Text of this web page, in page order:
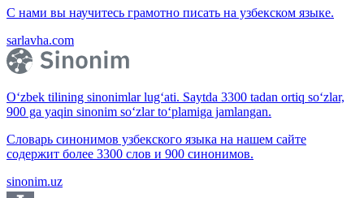
С нами вы научитесь грамотно писать на узбекском языке.
sarlavha.com
O‘zbek tilining sinonimlar lug‘ati. Saytda 3300 tadan ortiq so‘zlar,
900 ga yaqin sinonim so‘zlar to‘plamiga jamlangan.
Словарь синонимов узбекского языка на нашем сайте
содержит более 3300 слов и 900 синонимов.
sinonim.uz